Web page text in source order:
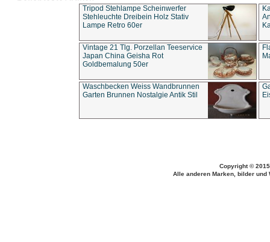
Tripod Stehlampe Scheinwerfer
Stehleuchte Dreibein Holz Stativ
Lampe Retro 60er
Vintage 21 Tlg. Porzellan Teeservice
Japan China Geisha Rot
Goldbemalung 50er
Waschbecken Weiss Wandbrunnen
Garten Brunnen Nostalgie Antik Stil
Copyright ©
Alle anderen Marken, bilder und